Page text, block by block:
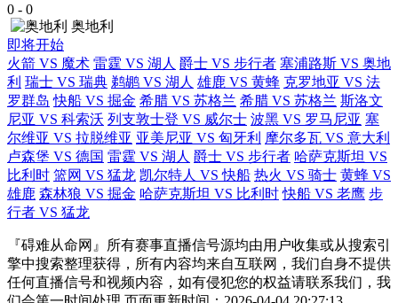
0 - 0
奥地利
即将开始
火箭 VS 魔术 雷霆 VS 湖人 爵士 VS 步行者 塞浦路斯 VS 奥地
利 瑞士 VS 瑞典 鹈鹕 VS 湖人 雄鹿 VS 黄蜂 克罗地亚 VS 法
罗群岛 快船 VS 掘金 希腊 VS 苏格兰 希腊 VS 苏格兰 斯洛文
尼亚 VS 科索沃 列支敦士登 VS 威尔士 波黑 VS 罗马尼亚 塞
尔维亚 VS 拉脱维亚 亚美尼亚 VS 匈牙利 摩尔多瓦 VS 意大利
卢森堡 VS 德国 雷霆 VS 湖人 爵士 VS 步行者 哈萨克斯坦 VS
比利时 篮网 VS 猛龙 凯尔特人 VS 快船 热火 VS 骑士 黄蜂 VS
雄鹿 森林狼 VS 掘金 哈萨克斯坦 VS 比利时 快船 VS 老鹰 步
行者 VS 猛龙
『碍难从命网』所有赛事直播信号源均由用户收集或从搜索引
擎中搜索整理获得，所有内容均来自互联网，我们自身不提供
任何直播信号和视频内容，如有侵犯您的权益请联系我们，我